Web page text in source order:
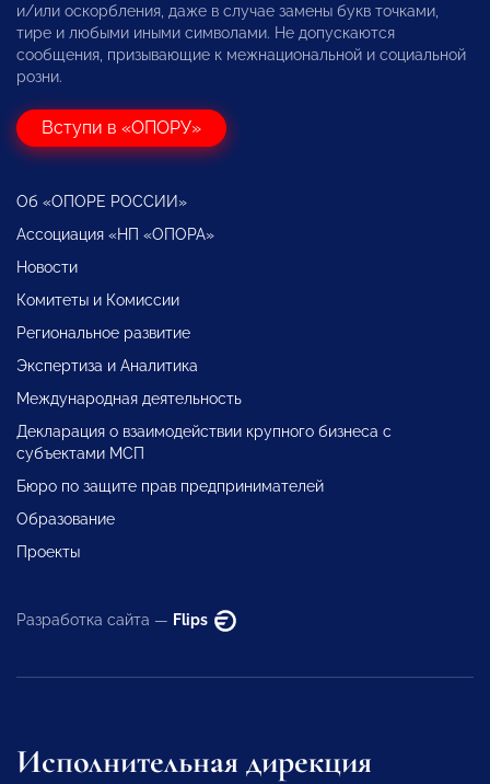
и/или оскорбления, даже в случае замены букв точками,
тире и любыми иными символами. Не допускаются
сообщения, призывающие к межнациональной и социальной
розни.
Вступи в «ОПОРУ»
Об «ОПОРЕ РОССИИ»
Ассоциация «НП «ОПОРА»
Новости
Комитеты и Комиссии
Региональное развитие
Экспертиза и Аналитика
Международная деятельность
Декларация о взаимодействии крупного бизнеса с
субъектами МСП
Бюро по защите прав предпринимателей
Образование
Проекты
Разработка сайта — Flips
Исполнительная дирекция